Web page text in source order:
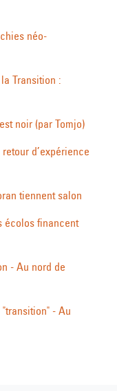
néo-
Transition :
noir (par Tomjo)
d’expérience
tiennent salon
écolos financent
- Au nord de
"transition" - Au